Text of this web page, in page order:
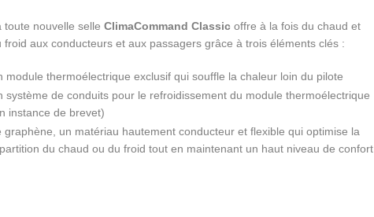
toute nouvelle selle ClimaCommand Classic offre à la fois du chaud et
froid aux conducteurs et aux passagers grâce à trois éléments clés :
module thermoélectrique exclusif qui souffle la chaleur loin du pilote
système de conduits pour le refroidissement du module thermoélectrique
instance de brevet)
graphène, un matériau hautement conducteur et flexible qui optimise la
du chaud ou du froid tout en maintenant un haut niveau de confort